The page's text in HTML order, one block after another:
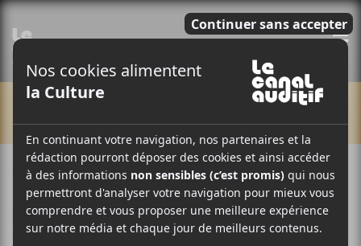
7 JUIN 2023
PARARTICLE SPONSORISÉ
/ AUTOCHTONE
/ ÉLECTRONIQUE
/ FESTIVAL